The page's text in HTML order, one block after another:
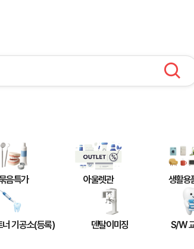
음특가 아울렛관 생활용
너 기공소(등록) 덴탈이미징 S/W